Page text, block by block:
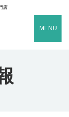
店
MENU